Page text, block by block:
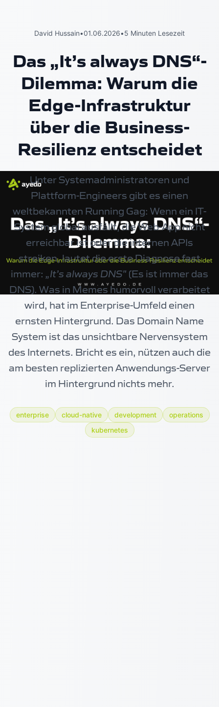
David Hussain•01.06.2026•5 Minuten Lesezeit
Das „It’s always DNS“-
Dilemma: Warum die
Edge-Infrastruktur
über die Business-
Resilienz entscheidet
Unter Systemadministratoren und
Plattform-Engineers gibt es einen
weltbekannten Running Gag: Wenn ein IT-
System global ausfällt, die Web-App nicht
erreichbar ist oder die internen APIs
streiken, lautet die erste Diagnose fast
immer: „It’s always DNS" (Es ist immer das
DNS). Was in Memes humorvoll verarbeitet
wird, hat im Enterprise-Umfeld einen
ernsten Hintergrund. Das Domain Name
System ist das unsichtbare Nervensystem
des Internets. Bricht es ein, nützen auch die
am besten replizierten Anwendungs-Server
im Hintergrund nichts mehr.
enterprise cloud-native development
operations
kubernetes